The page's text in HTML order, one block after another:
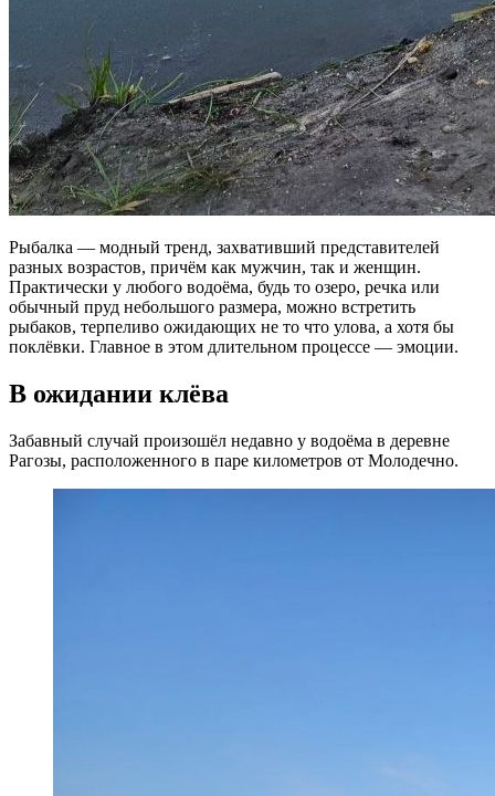
Рыбалка — модный тренд, захвативший представителей
разных возрастов, причём как мужчин, так и женщин.
Практически у любого водоёма, будь то озеро, речка или
обычный пруд небольшого размера, можно встретить
рыбаков, терпеливо ожидающих не то что улова, а хотя бы
поклёвки. Главное в этом длительном процессе — эмоции.
В ожидании клёва
Забавный случай произошёл недавно у водоёма в деревне
Рагозы, расположенного в паре километров от Молодечно.